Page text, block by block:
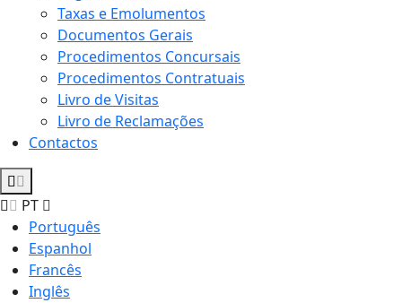
Taxas e Emolumentos
Documentos Gerais
Procedimentos Concursais
Procedimentos Contratuais
Livro de Visitas
Livro de Reclamações
Contactos
PT
Português
Espanhol
Francês
Inglês